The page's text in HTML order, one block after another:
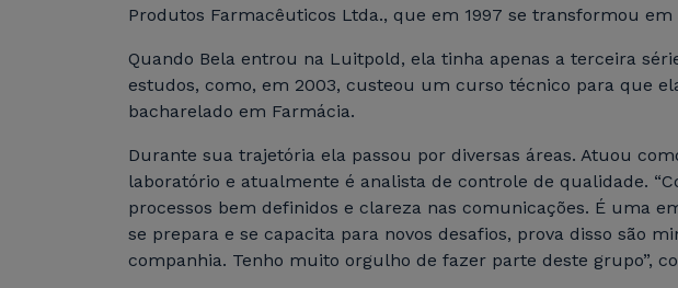
Produtos Farmacêuticos Ltda., que em 1997 se transformou
Quando Bela entrou na Luitpold, ela tinha apenas a terceira
estudos, como, em 2003, custeou um curso técnico para que
bacharelado em Farmácia.
Durante sua trajetória ela passou por diversas áreas. Atuou
laboratório e atualmente é analista de controle de qualidade.
processos bem definidos e clareza nas comunicações. É uma
se prepara e se capacita para novos desafios, prova disso são
companhia. Tenho muito orgulho de fazer parte deste grupo”,